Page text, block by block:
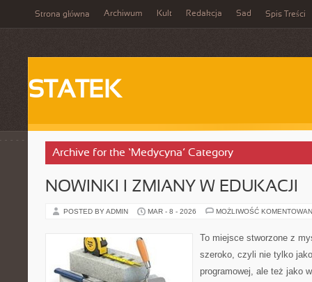
Strona główna Archiwum Kult Redakcja Sad Spis Treści
STATEK
Archive for the ‘Medycyna’ Category
NOWINKI I ZMIANY W EDUKACJI
POSTED BY ADMIN MAR - 8 - 2026 MOŻLIWOŚĆ
To miejsce stworzone z
szeroko, czyli nie tylko
programowej, ale też jako